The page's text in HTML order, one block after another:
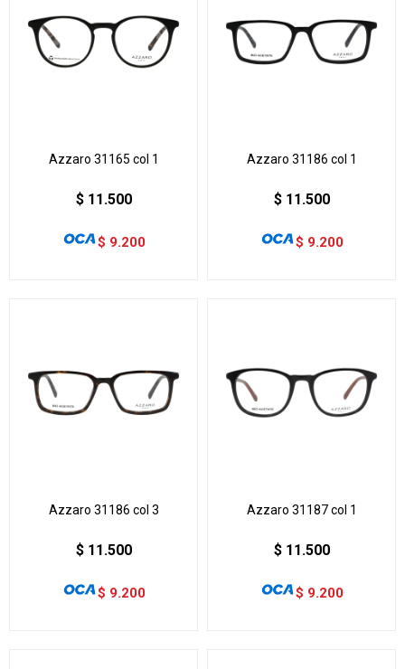
Azzaro 31165 col 1
$ 11.500
$ 9.200
Azzaro 31186 col 1
$ 11.500
$ 9.200
Azzaro 31186 col 3
$ 11.500
$ 9.200
Azzaro 31187 col 1
$ 11.500
$ 9.200